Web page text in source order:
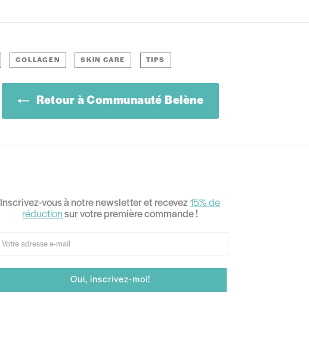
COLLAGEN SKIN CARE TIPS
Retour à Communauté Belène
Inscrivez-vous à notre newsletter et recevez15% de
réduction sur votre première commande !
Oui, inscrivez-moi!